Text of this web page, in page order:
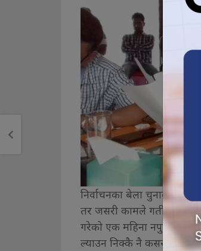
निर्वाचनका बेला चुनावी
तर जसरी कामले गती लिनु
गरेको एक महिना नपुग्दै
ल्याउन निक्कै नै कसरत